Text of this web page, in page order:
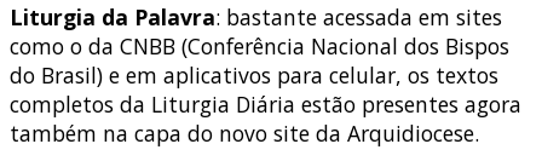
Liturgia da Palavra: bastante acessada em sites
como o da CNBB (Conferência Nacional dos Bispos
do Brasil) e em aplicativos para celular, os textos
completos da Liturgia Diária estão presentes agora
também na capa do novo site da Arquidiocese.